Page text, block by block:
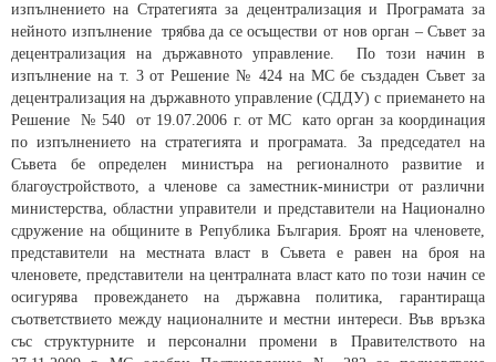
изпълнението на Стратегията за децентрализация и Програмата за
нейното изпълнение трябва да се осъществи от нов орган – Съвет за
децентрализация на държавното управление. По този начин в
изпълнение на т. 3 от Решение № 424 на МС бе създаден Съвет за
децентрализация на държавното управление (СДДУ) с приемането на
Решение № 540 от 19.07.2006 г. от МС като орган за координация
по изпълнението на стратегията и програмата. За председател на
Съвета бе определен министъра на регионалното развитие и
благоустройството, а членове са заместник-министри от различни
министерства, областни управители и представители на Национално
сдружение на общините в Република България. Броят на членовете,
представители на местната власт в Съвета е равен на броя на
членовете, представители на централната власт като по този начин се
осигурява провеждането на държавна политика, гарантираща
съответствието между националните и местни интереси. Във връзка
със структурните и персонални промени в Правителството на